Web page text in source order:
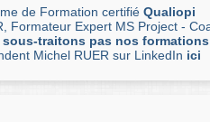
de Formation certifié Qualiopi
Formateur Expert MS Project -
traitons pas nos formations
Michel RUER sur LinkedIn ici